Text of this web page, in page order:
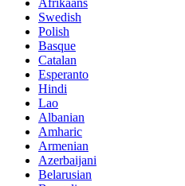
Swedish
Polish
Basque
Catalan
Esperanto
Hindi
Lao
Albanian
Amharic
Armenian
Azerbaijani
Belarusian